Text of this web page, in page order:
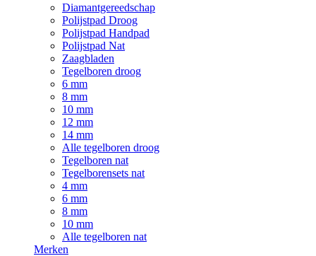
Diamantgereedschap
Polijstpad Droog
Polijstpad Handpad
Polijstpad Nat
Zaagbladen
Tegelboren droog
6 mm
8 mm
10 mm
12 mm
14 mm
Alle tegelboren droog
Tegelboren nat
Tegelborensets nat
4 mm
6 mm
8 mm
10 mm
Alle tegelboren nat
Merken